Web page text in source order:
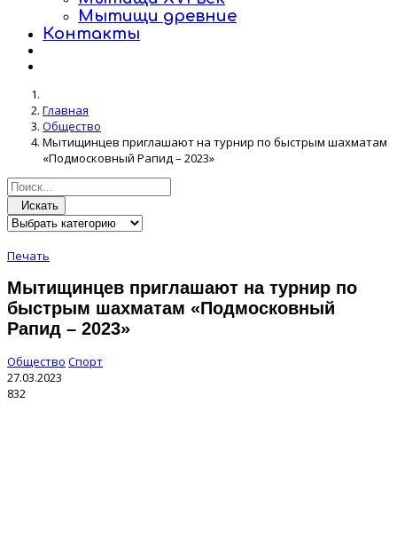
Мытищи древние
Контакты
Главная
Общество
Мытищинцев приглашают на турнир по быстрым шахматам
«Подмосковный Рапид – 2023»
Искать
Печать
Мытищинцев приглашают на турнир по
быстрым шахматам «Подмосковный
Рапид – 2023»
Общество Спорт
27.03.2023
832